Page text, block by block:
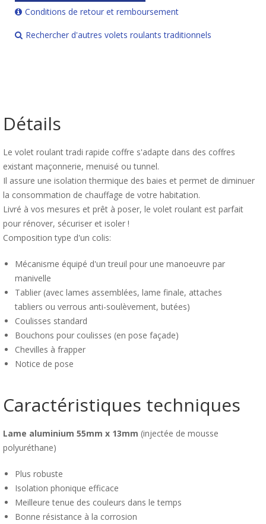
Conditions de retour et remboursement
Rechercher d'autres volets roulants traditionnels
Détails
Le volet roulant tradi rapide coffre s'adapte dans des coffres
existant maçonnerie, menuisé ou tunnel.
Il assure une isolation thermique des baies et permet de diminuer
la consommation de chauffage de votre habitation.
Livré à vos mesures et prêt à poser, le volet roulant est parfait
pour rénover, sécuriser et isoler !
Composition type d'un colis:
Mécanisme équipé d'un treuil pour une manoeuvre par
manivelle
Tablier (avec lames assemblées, lame finale, attaches
tabliers ou verrous anti-soulèvement, butées)
Coulisses standard
Bouchons pour coulisses (en pose façade)
Chevilles à frapper
Notice de pose
Caractéristiques techniques
Lame aluminium 55mm x 13mm (injectée de mousse
polyuréthane)
Plus robuste
Isolation phonique efficace
Meilleure tenue des couleurs dans le temps
Bonne résistance à la corrosion